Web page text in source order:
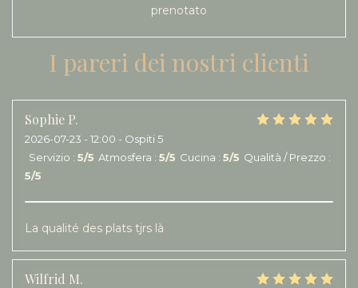
I pareri dei nostri clienti
Sophie P
2026-07-23 - 12:00 - Ospiti 5
Servizio : 5/5 Atmosfera : 5/5 Cucina : 5/5 Qualità / Prezzo :
5/5
La qualité des plats tjrs là
Wilfrid M
prenotato